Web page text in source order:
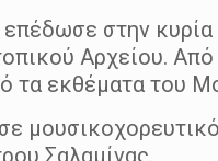
στην
Αρχείου.
τα εκθέματα του
Σαλαμίνας.